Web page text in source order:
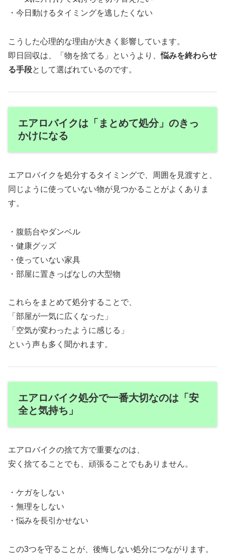
・今日動けるタイミングを逃したくない
こうした心理的な理由が大きく影響しています。
即日回収は、「物を捨てる」というより、悩みを終わらせ
る手段として選ばれているのです。
エアロバイクは「まとめて処分」のきっ
かけになる
エアロバイクを処分するタイミングで、周囲を見渡すと、
同じように使っていない物が見つかることがよくありま
す。
・腹筋台やダンベル
・健康グッズ
・使っていない家具
・部屋に置きっぱなしの大型物
これらをまとめて処分することで、
「部屋が一気に広くなった」
「空気が変わったように感じる」
という声も多く聞かれます。
エアロバイク処分で一番大切なのは「安
全と気持ち」
エアロバイクの捨て方で重要なのは、
安く捨てることでも、頑張ることでもありません。
・ケガをしない
・無理をしない
・悩みを長引かせない
この3つを守ることが、後悔しない処分につながります。